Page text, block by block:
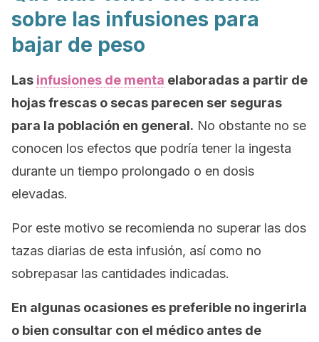
sobre las infusiones para
bajar de peso
Las infusiones de menta elaboradas a partir de
hojas frescas o secas parecen ser seguras
para la población en general. No obstante no se
conocen los efectos que podría tener la ingesta
durante un tiempo prolongado o en dosis
elevadas.
Por este motivo se recomienda no superar las dos
tazas diarias de esta infusión, así como no
sobrepasar las cantidades indicadas.
En algunas ocasiones es preferible no ingerirla
o bien consultar con el médico antes de